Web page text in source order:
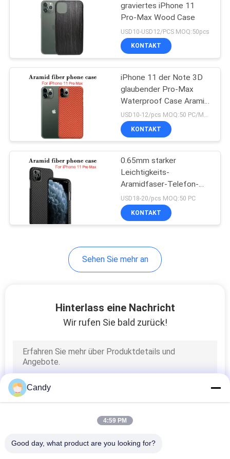
graviertes iPhone 11
Pro-Max Wood Case
USD10-USD12/PCS MOQ:50pcs
KONTAKT
iPhone 11 der Note 3D
glaubender Pro-Max
Waterproof Case Aramid
Fiber-Telefon-Kasten
USD10-12/pcs MOQ:50 PC/Modell/Farbe
KONTAKT
0.65mm starker
Leichtigkeits-
Aramidfaser-Telefon-
Kasten für iPhone 11
Promaximales
USD18-20/pcs MOQ:50 PC
KONTAKT
Sehen Sie mehr an
Hinterlass eine Nachricht
Wir rufen Sie bald zurück!
Candy
4:59 PM
Good day, what product are you looking for?